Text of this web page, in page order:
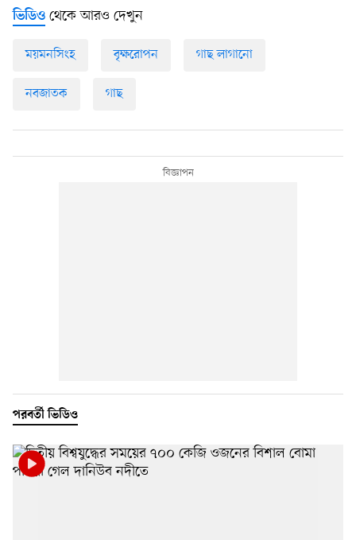
ভিডিও থেকে আরও দেখুন
ময়মনসিংহ বৃক্ষরোপন গাছ লাগানো
নবজাতক গাছ
পরবর্তী ভিডিও